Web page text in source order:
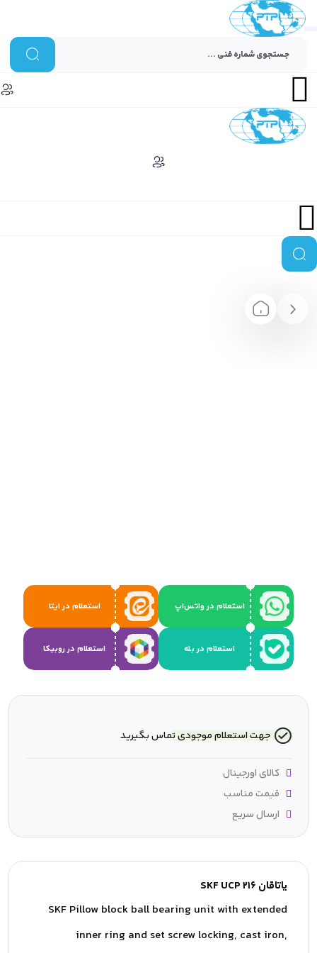
استعلام در واتس‌اپ استعلام در ایتا
استعلام در بله استعلام در روبیکا
یاتاقان SKF UCP 216
SKF Pillow block ball bearing unit with extended
inner ring and set screw locking, cast iron,
جهت استعلام موجودی تماس بگیرید
کالای اورجینال
قیمت مناسب
ارسال سریع